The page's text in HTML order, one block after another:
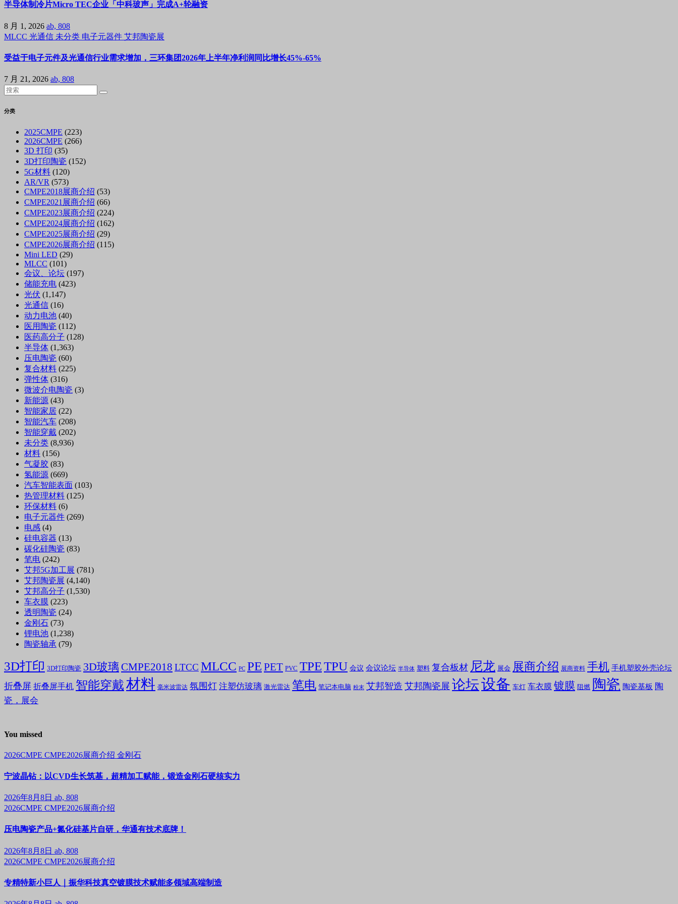
半导体制冷片Micro TEC企业「中科玻声」完成A+轮融资
8 月 1, 2026 ab, 808
MLCC 光通信 未分类 电子元器件 艾邦陶瓷展
受益于电子元件及光通信行业需求增加，三环集团2026年上半年净利润同比增长45%-65%
7 月 21, 2026 ab, 808
分类
2025CMPE (223)
2026CMPE (266)
3D 打印 (35)
3D打印陶瓷 (152)
5G材料 (120)
AR/VR (573)
CMPE2018展商介绍 (53)
CMPE2021展商介绍 (66)
CMPE2023展商介绍 (224)
CMPE2024展商介绍 (162)
CMPE2025展商介绍 (29)
CMPE2026展商介绍 (115)
Mini LED (29)
MLCC (101)
会议、论坛 (197)
储能充电 (423)
光伏 (1,147)
光通信 (16)
动力电池 (40)
医用陶瓷 (112)
医药高分子 (128)
半导体 (1,363)
压电陶瓷 (60)
复合材料 (225)
弹性体 (316)
微波介电陶瓷 (3)
新能源 (43)
智能家居 (22)
智能汽车 (208)
智能穿戴 (202)
未分类 (8,936)
材料 (156)
气凝胶 (83)
氢能源 (669)
汽车智能表面 (103)
热管理材料 (125)
环保材料 (6)
电子元器件 (269)
电感 (4)
硅电容器 (13)
碳化硅陶瓷 (83)
笔电 (242)
艾邦5G加工展 (781)
艾邦陶瓷展 (4,140)
艾邦高分子 (1,530)
车衣膜 (223)
透明陶瓷 (24)
金刚石 (73)
锂电池 (1,238)
陶瓷轴承 (79)
3D打印 3D打印陶瓷 3D玻璃 CMPE2018 LTCC MLCC PC PE PET PVC TPETPU 会议 会议论坛 半导体 塑料 复合板材 尼龙 展会 展商介绍 展商资料 手机 手机塑胶外壳论坛
折叠屏 折叠屏手机 智能穿戴材料 毫米波雷达 氛围灯 注塑仿玻璃 激光雷达 笔电 笔记本电脑 粉末 艾邦智造 艾邦陶瓷展 论坛设备 车灯 车衣膜 镀膜 阻燃 陶瓷 陶瓷基板 陶
瓷，展会
You missed
2026CMPE CMPE2026展商介绍 金刚石
宁波晶钻：以CVD生长筑基，超精加工赋能，锻造金刚石硬核实力
2026年8月8日 ab, 808
2026CMPE CMPE2026展商介绍
压电陶瓷产品+氮化硅基片自研，华通有技术底牌！
2026年8月8日 ab, 808
2026CMPE CMPE2026展商介绍
专精特新小巨人｜振华科技真空镀膜技术赋能多领域高端制造